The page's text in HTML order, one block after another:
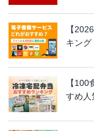
【
キン
【
すめ人